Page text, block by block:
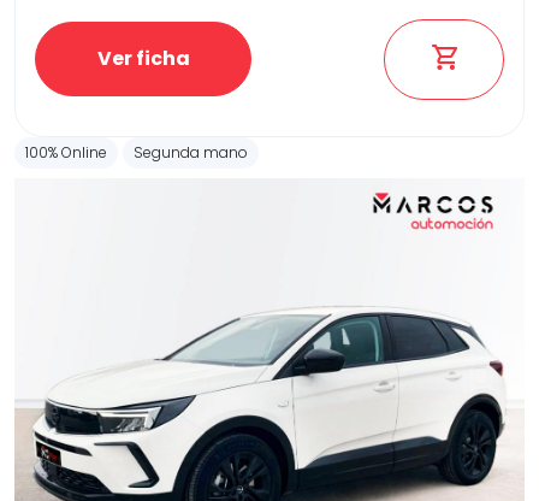
Ver ficha
100% Online Segunda mano